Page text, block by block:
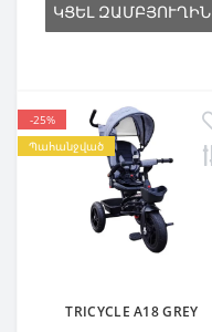
ԿՑԵԼ ԶԱՄԲՅՈՒՂԻՆ
-25%
Պահանջված
TRICYCLE A18 GREY